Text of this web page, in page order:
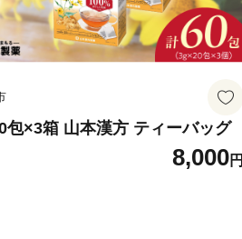
包×3箱 山本漢方 ティーバッグ
8,000円